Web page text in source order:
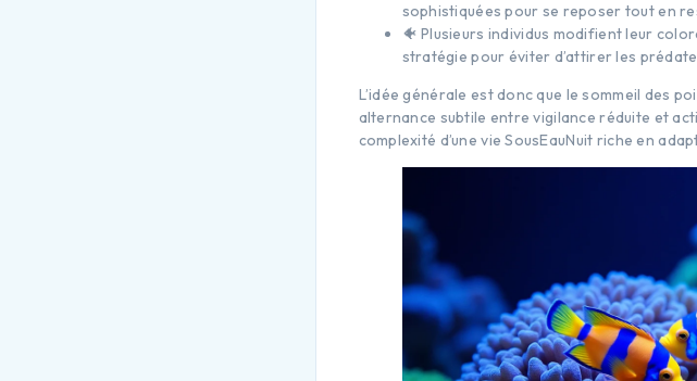
sophistiquées pour se reposer tout en
🐠 Plusieurs individus modifient leur
stratégie pour éviter d’attirer les
L’idée générale est donc que le sommeil des
alternance subtile entre vigilance réduite et
complexité d’une vie SousEauNuit riche en